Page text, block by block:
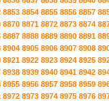
8853 8854 8855 8856 8857
8870 8871 8872 8873 8874
8887 8888 8889 8890 8891
8904 8905 8906 8907 8908
8921 8922 8923 8924 8925
8938 8939 8940 8941 8942
8955 8956 8957 8958 8959
8972 8973 8974 8975 8976